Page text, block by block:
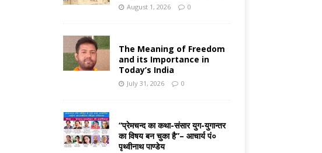
August 1, 2026 0
The Meaning of Freedom
and its Importance in
Today’s India
July 31, 2026 0
“प्रेमचन्द का कथा-संसार युग-युगान्तर
का विषय बन चुका है”– आचार्य पं०
पृथ्वीनाथ पाण्डेय